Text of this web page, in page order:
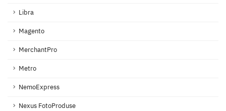
Libra
Magento
MerchantPro
Metro
NemoExpress
Nexus FotoProduse